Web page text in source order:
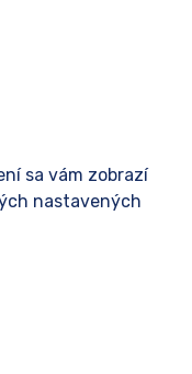
sa vám zobrazí
nastavených